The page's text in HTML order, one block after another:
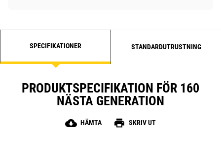
SPECIFIKATIONER STANDARDUTRUSTNING
PRODUKTSPECIFIKATION FÖR 160
NÄSTA GENERATION
cloud_download HÄMTA print SKRIV UT